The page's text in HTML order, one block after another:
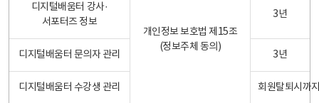
개인정보 보호법 제15조
(정보주체 동의)
디지털배움터 강사·
서포터즈 정보
3년
디지털배움터 문의자 관리 3년
디지털배움터 수강생 관리 회원탈퇴시까